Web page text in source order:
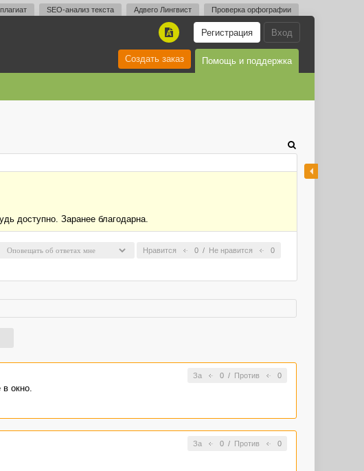
SEO-анализ текста Адвего Лингвист Проверка орфографии
Вход
Регистрация
A
Помощь и поддержка
Создать заказ
доступно. Заранее благодарна.
Нравится 0 / Не нравится 0
За 0/ Против 0
в окно.
За 0/ Против 0